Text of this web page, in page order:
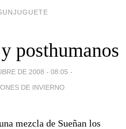
posthumanos
DE 2008 - 08:05 -
DE INVIERNO
mezcla de Sueñan los